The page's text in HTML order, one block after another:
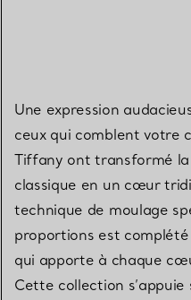
Une expression
ceux qui comblent votre
Tiffany ont transformé
classique en un cœur
technique de moulage
proportions est
qui apporte à chaque
Cette collection